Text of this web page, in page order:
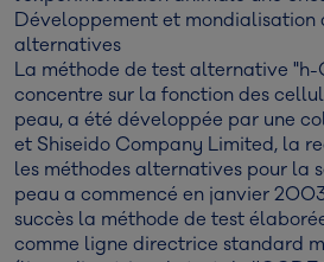
Développement et mondialisation
alternatives
La méthode de test alternative "h-
concentre sur la fonction des
peau, a été développée par une
et Shiseido Company Limited, la
les méthodes alternatives pour la
peau a commencé en janvier
succès la méthode de test
comme ligne directrice standard